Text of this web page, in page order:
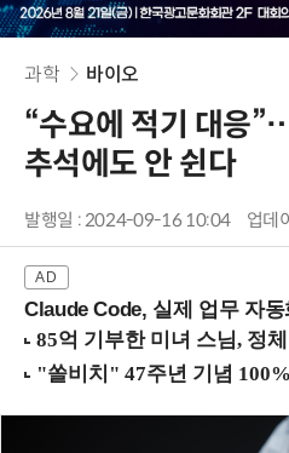
과학 바이오
“수요에 적기 대응
추석에도 안 쉰다
발행일 : 2024-09-16 10:04 업데
Claude Code, 실제 업무 자동화 프로